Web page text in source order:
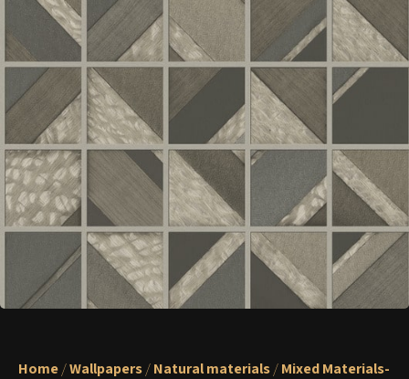
Home/Wallpapers/Natural materials/Mixed Materials-